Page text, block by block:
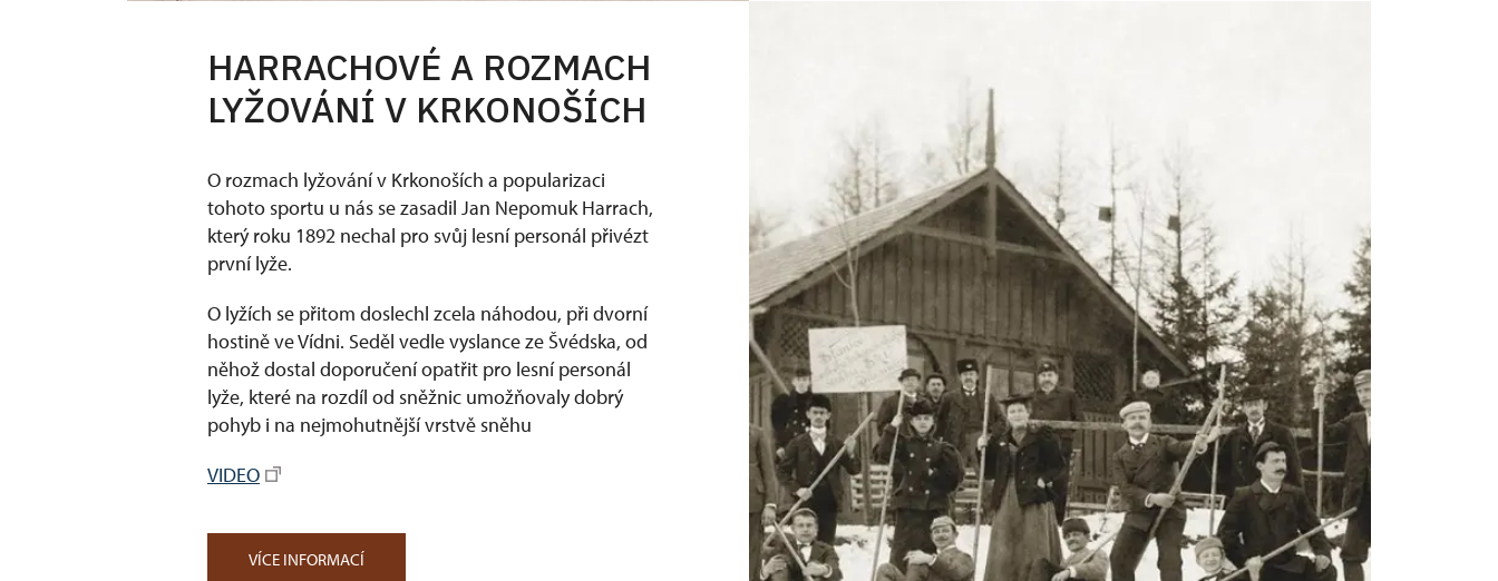
HARRACHOVÉ A ROZMACH
LYŽOVÁNÍ V KRKONOŠÍCH
O rozmach lyžování v Krkonoších a popularizaci
tohoto sportu u nás se zasadil Jan Nepomuk Harrach,
který roku 1892 nechal pro svůj lesní personál přivézt
první lyže.
O lyžích se přitom doslechl zcela náhodou, při dvorní
hostině ve Vídni. Seděl vedle vyslance ze Švédska, od
něhož dostal doporučení opatřit pro lesní personál
lyže, které na rozdíl od sněžnic umožňovaly dobrý
pohyb i na nejmohutnější vrstvě sněhu
VIDEO
VÍCE INFORMACÍ